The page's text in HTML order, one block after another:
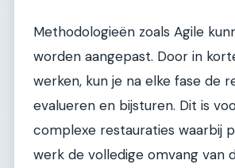
Methodologieën zoals Agile
worden aangepast. Door in
werken, kun je na elke fase de
evalueren en bijsturen. Dit is
complexe restauraties waarbij
werk de volledige omvang van